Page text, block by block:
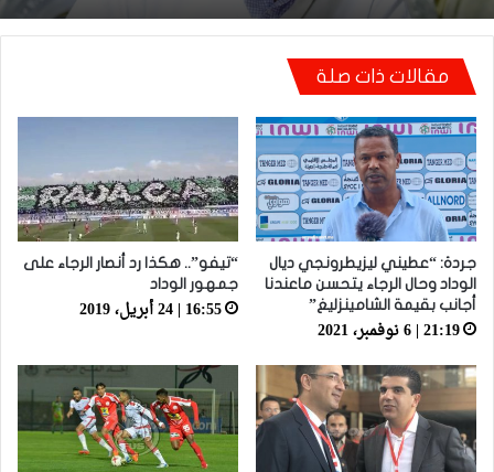
قاضي التحقيق.. دابا حتى شي واحد ما بقا باغي
يعاون”
تعادل جديد أمام الدفاع الحسني الجديدي
مقالات ذات صلة
جردة: “عطيني ليزيطرونجي ديال
الوداد وحال الرجاء يتحسن ماعندنا
أجانب بقيمة الشامينزليغ”
21:19 | 6 نوفمبر، 2021
“تيفو”.. هكذا رد أنصار الرجاء على
جمهور الوداد
16:55 | 24 أبريل، 2019